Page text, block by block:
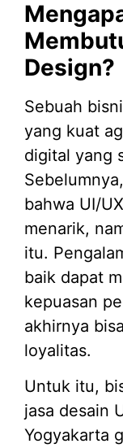
Design?
Sebuah
yang kuat
digital yang
bahwa UI/
menarik,
itu.
baik dapat
kepuasan
akhirnya
loyalitas.
Untuk itu,
jasa desain
Yogyakarta